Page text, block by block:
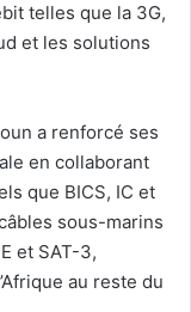
telles que la 3G,
et les solutions
a renforcé ses
en collaborant
que BICS, IC et
sous-marins
et SAT-3,
au reste du